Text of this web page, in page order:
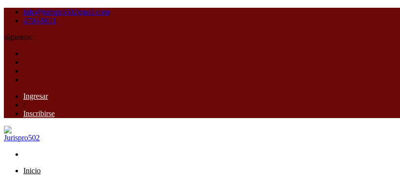
info@jurispro502gmail.com
4704-9611
síguenos:
Ingresar
/
Inscribirse
Inicio